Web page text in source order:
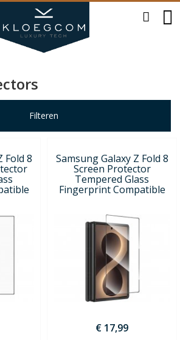
Filteren
Fold 8 Samsung Galaxy Z Fold 8
Screen Protector
Tempered Glass
Fingerprint Compatible
€ 17,99